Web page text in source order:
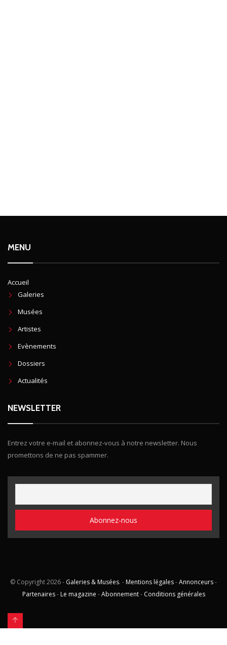
MENU
Accueil
Galeries
Musées
Artistes
Evènements
Dossiers
Actualités
NEWSLETTER
Entrez votre e-mail et abonnez-vous à notre newsletter. Nous
promettons de ne pas spammer.
© Copyright2026 - Galeries & Musées. - Mentions légales-Annonceurs-
Partenaires- Le magazine -Abonnement- Conditions générales